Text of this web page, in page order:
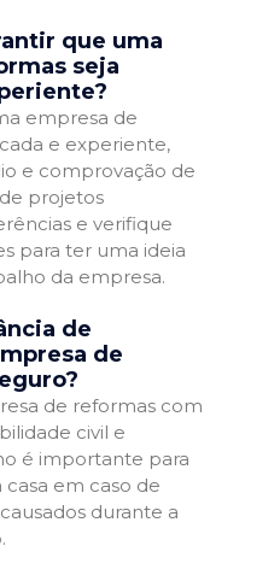
que uma
seja
empresa de
e experiente,
e comprovação de
projetos
e verifique
para ter uma ideia
da empresa.
de
de
de reformas com
civil e
é importante para
em caso de
durante a